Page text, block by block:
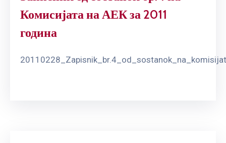
Комисијата на АЕК за 2011
година